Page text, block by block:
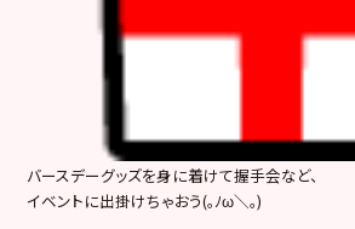
バースデーグッズを身に着けて握手会など、
イベントに出掛けちゃおう(｡ﾉω＼｡)